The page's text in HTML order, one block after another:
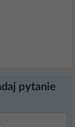
pytanie